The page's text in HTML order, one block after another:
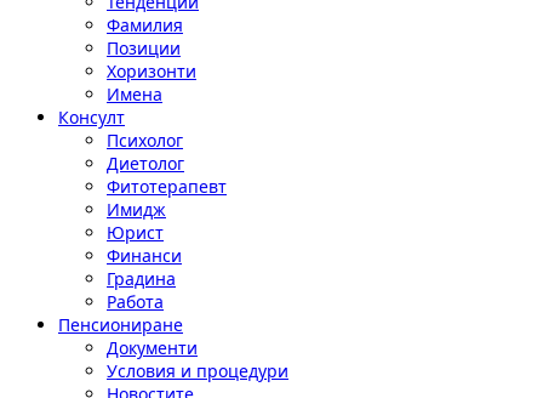
Фамилия
Позиции
Хоризонти
Имена
Консулт
Психолог
Диетолог
Фитотерапевт
Имидж
Юрист
Финанси
Градина
Работа
Пенсиониране
Документи
Условия и процедури